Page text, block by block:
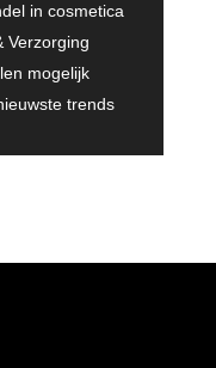
in cosmetica
Verzorging
mogelijk
trends